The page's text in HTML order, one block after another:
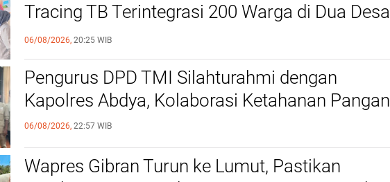
‎Tracing TB Terintegrasi 200 Warga di Dua Desa
Melalui Cek Kesehatan Gratis
06/08/2026, 20:25 WIB
Pengurus DPD TMI Silahturahmi dengan
Kapolres Abdya, Kolaborasi Ketahanan Pangan
06/08/2026, 22:57 WIB
Wapres Gibran Turun ke Lumut, Pastikan